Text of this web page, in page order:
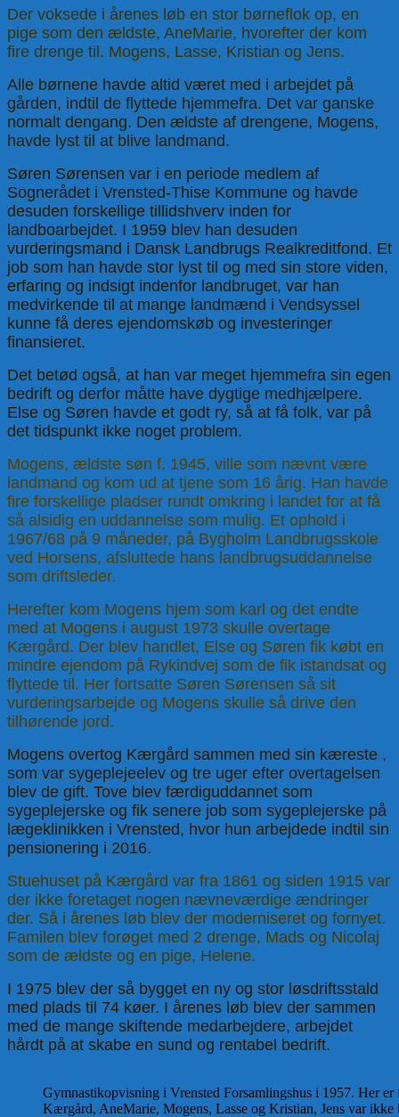
Der voksede i årenes løb en stor børneflok op, en
pige som den ældste, AneMarie, hvorefter der kom
fire drenge til. Mogens, Lasse, Kristian og Jens.
Alle børnene havde altid været med i arbejdet på
gården, indtil de flyttede hjemmefra. Det var ganske
normalt dengang. Den ældste af drengene, Mogens,
havde lyst til at blive landmand.
Søren Sørensen var i en periode medlem af
Sognerådet i Vrensted-Thise Kommune og havde
desuden forskellige tillidshverv inden for
landboarbejdet. I 1959 blev han desuden
vurderingsmand i Dansk Landbrugs Realkreditfond. Et
job som han havde stor lyst til og med sin store viden,
erfaring og indsigt indenfor landbruget, var han
medvirkende til at mange landmænd i Vendsyssel
kunne få deres ejendomskøb og investeringer
finansieret.
Det betød også, at han var meget hjemmefra sin egen
bedrift og derfor måtte have dygtige medhjælpere.
Else og Søren havde et godt ry, så at få folk, var på
det tidspunkt ikke noget problem.
Mogens, ældste søn f. 1945, ville som nævnt være
landmand og kom ud at tjene som 16 årig. Han havde
fire forskellige pladser rundt omkring i landet for at få
så alsidig en uddannelse som mulig. Et ophold i
1967/68 på 9 måneder, på Bygholm Landbrugsskole
ved Horsens, afsluttede hans landbrugsuddannelse
som driftsleder.
Herefter kom Mogens hjem som karl og det endte
med at Mogens i august 1973 skulle overtage
Kærgård. Der blev handlet, Else og Søren fik købt en
mindre ejendom på Rykindvej som de fik istandsat og
flyttede til. Her fortsatte Søren Sørensen så sit
vurderingsarbejde og Mogens skulle så drive den
tilhørende jord.
Mogens overtog Kærgård sammen med sin kæreste ,
som var sygeplejeelev og tre uger efter overtagelsen
blev de gift. Tove blev færdiguddannet som
sygeplejerske og fik senere job som sygeplejerske på
lægeklinikken i Vrensted, hvor hun arbejdede indtil sin
pensionering i 2016.
Stuehuset på Kærgård var fra 1861 og siden 1915 var
der ikke foretaget nogen nævneværdige ændringer
der. Så i årenes løb blev der moderniseret og fornyet.
Familen blev forøget med 2 drenge, Mads og Nicolaj
som de ældste og en pige, Helene.
I 1975 blev der så bygget en ny og stor løsdriftsstald
med plads til 74 køer. I årenes løb blev der sammen
med de mange skiftende medarbejdere, arbejdet
hårdt på at skabe en sund og rentabel bedrift.
Gymnastikopvisning i Vrensted Forsamlingshus i 1957. Her er
Kærgård, AneMarie, Mogens, Lasse og Kristian, Jens var ikke